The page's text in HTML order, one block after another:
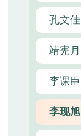
孔文佳
靖宪月
李课臣
李现旭